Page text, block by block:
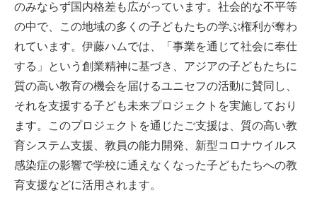
のみならず国内格差も広がっています。社会的な不平等
の中で、この地域の多くの子どもたちの学ぶ権利が奪わ
れています。伊藤ハムでは、「事業を通じて社会に奉仕
する」という創業精神に基づき、アジアの子どもたちに
質の高い教育の機会を届けるユニセフの活動に賛同し、
それを支援する子ども未来プロジェクトを実施しており
ます。このプロジェクトを通じたご支援は、質の高い教
育システム支援、教員の能力開発、新型コロナウイルス
感染症の影響で学校に通えなくなった子どもたちへの教
育支援などに活用されます。